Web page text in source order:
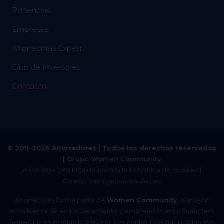
Ponencias
Empresas
Ahorradoras Expert
Club de Inversoras
Contacto
© 2011-2026 Ahorradoras | Todos los derechos reservados
| Grupo Women Community
Aviso legal
Política de privacidad Política de cookies
Condiciones generales de uso
Ahorradoras forma parte de Women Community , el mayor
ecosistema de empoderamiento y emprendimiento financiero
femenino en el mundo hispano. Los contenidos publicados son